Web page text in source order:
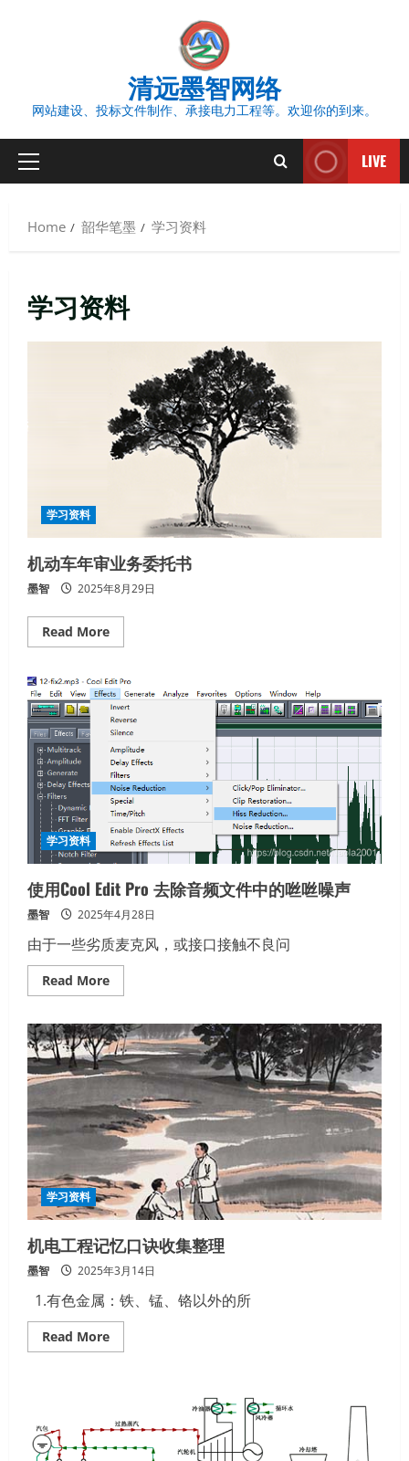
清远墨智网络
网站建设、投标文件制作、承接电力工程等。欢迎你的到来。
Primary
LIVE
Home 韶华笔墨 学习资料
学习资料
学习资料
机动车年审业务委托书
墨智 2025年8月29日
Read MoreRead
more
动
车
年
审
业
务
委
托
书
学习资料
使用Cool Edit Pro 去除音频文件中的咝咝噪声
墨智 2025年4月28日
由于一些劣质麦克风，或接口接触不良问
Read MoreRead
more
用
Cool
Edit
Pro
去
除
音
频
文
件
中
的
咝
咝
噪
声
学习资料
机电工程记忆口诀收集整理
墨智 2025年3月14日
1.有色金属：铁、锰、铬以外的所
Read MoreRead
more
记
忆
口